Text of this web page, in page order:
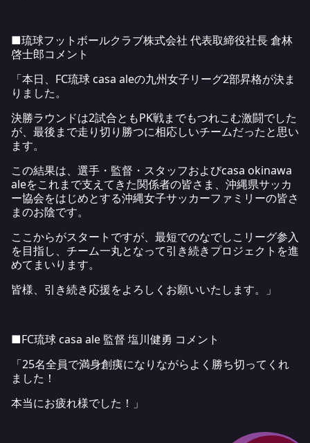
■琉球フットボールクラブ株式会社 代表取締役社長 倉林
啓士郎コメント
「本日、FC琉球 casa aleの九州女子リーグ2部昇格が決ま
りました。
決勝ラウンドは2試合ともPK戦までもつれこむ激闘でした
が、最後まで走り切り勝つに相応しいチームだったと思い
ます。
この結果は、選手・監督・スタッフおよびcasa okinawa
aleをこれまで支えてきた関係者の皆さま、沖縄県サッカ
ー協会をはじめとする沖縄女子サッカーファミリーの皆さ
まのお陰です。
ここからがスタートですが、最短でのなでしこリーグ参入
を目指し、チーム一丸となって引き続きプロジェクトを進
めてまいります。
皆様、引き続き応援をよろしくお願いいたします。」
■FC琉球 casa ale 監督 塩川健勇 コメント
「25名全員で満身創痍になりながらよく勝ち切ってくれ
ました！
本当にお疲れ様でした！」